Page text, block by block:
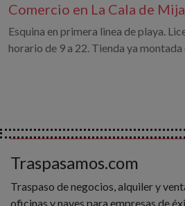
Comercio en La Cala de
Esquina en primera linea de playa.
horario de 9 a 22. Tienda ya montada
Traspasamos.com
Traspaso de negocios, alquiler y
oficinas y naves para empresas de